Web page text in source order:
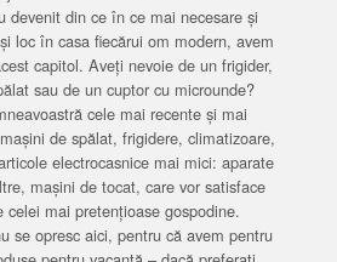
devenit din ce în ce mai necesare și
loc în casa fiecărui om modern, avem
capitol. Aveți nevoie de un frigider,
sau de un cuptor cu microunde?
cele mai recente și mai
de spălat, frigidere, climatizoare,
electrocasnice mai mici: aparate
mașini de tocat, care vor satisface
celei mai pretențioase gospodine.
se opresc aici, pentru că avem pentru